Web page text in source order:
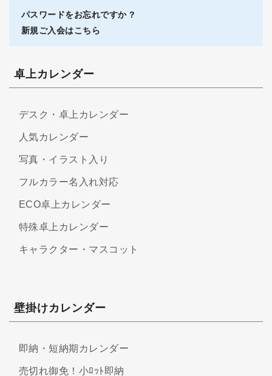
パスワードをお忘れですか ?
新規ご入会はこちら
卓上カレンダー
デスク・卓上カレンダー
人気カレンダー
写真・イラスト入り
フルカラー名入れ対応
ECO卓上カレンダー
特殊卓上カレンダー
キャラクター・マスコット
壁掛けカレンダー
即納・短納期カレンダー
売切れ御免！小ﾛｯﾄ即納